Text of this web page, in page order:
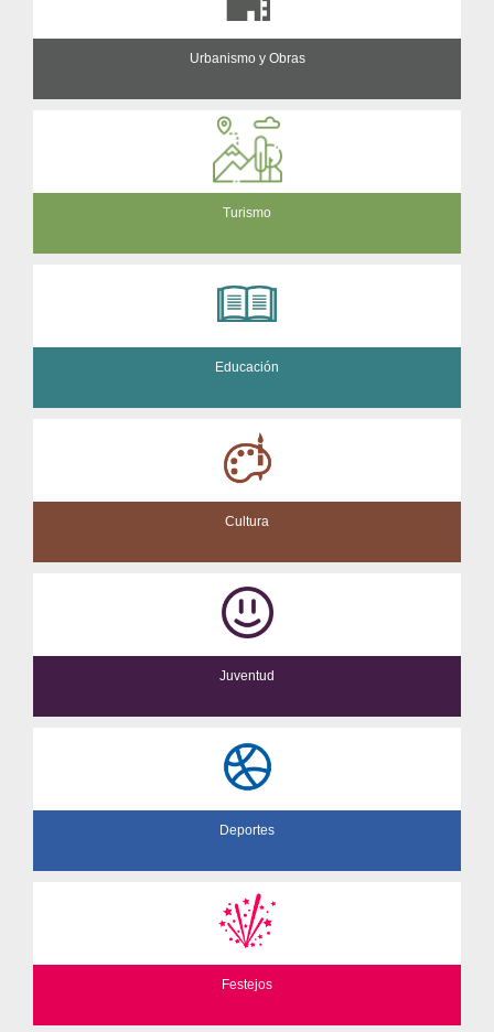
Urbanismo y Obras
Turismo
Educación
Cultura
Juventud
Deportes
Festejos